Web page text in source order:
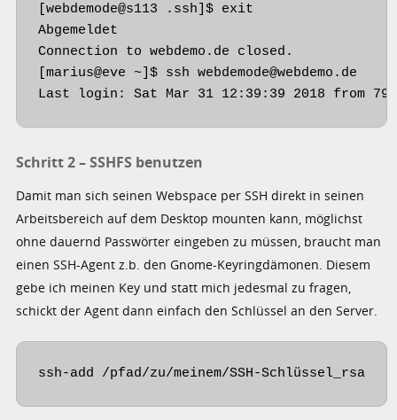
[webdemode@s113 .ssh]$ exit
Abgemeldet
Connection to webdemo.de closed.
[marius@eve ~]$ ssh webdemode@webdemo.de
Last login: Sat Mar 31 12:39:39 2018 from
Schritt 2 – SSHFS benutzen
Damit man sich seinen Webspace per SSH direkt in seinen
Arbeitsbereich auf dem Desktop mounten kann, möglichst
ohne dauernd Passwörter eingeben zu müssen, braucht man
einen SSH-Agent z.b. den Gnome-Keyringdämonen. Diesem
gebe ich meinen Key und statt mich jedesmal zu fragen,
schickt der Agent dann einfach den Schlüssel an den Server.
ssh-add /pfad/zu/meinem/SSH-Schlüssel_rsa